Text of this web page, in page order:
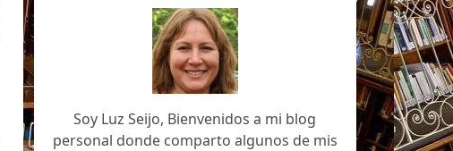
Soy Luz Seijo, Bienvenidos a mi blog
personal donde comparto algunos de mis